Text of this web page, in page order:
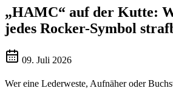
„HAMC“ auf der Kutte:
jedes Rocker-Symbol
09. Juli 2026
Wer eine Lederweste, Aufnäher oder